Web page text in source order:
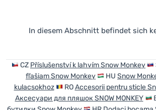
Zelte
Ausrüstung
Kochen
Produkte
In diesem Abschnitt befindet sich
CZ Příslušenství k lahvím Snow Monkey
fľašiam Snow Monkey
HU Snow
kulacsokhoz
ROAccesorii pentru sticle
Аксесуари для пляшок SNOW MONKEY